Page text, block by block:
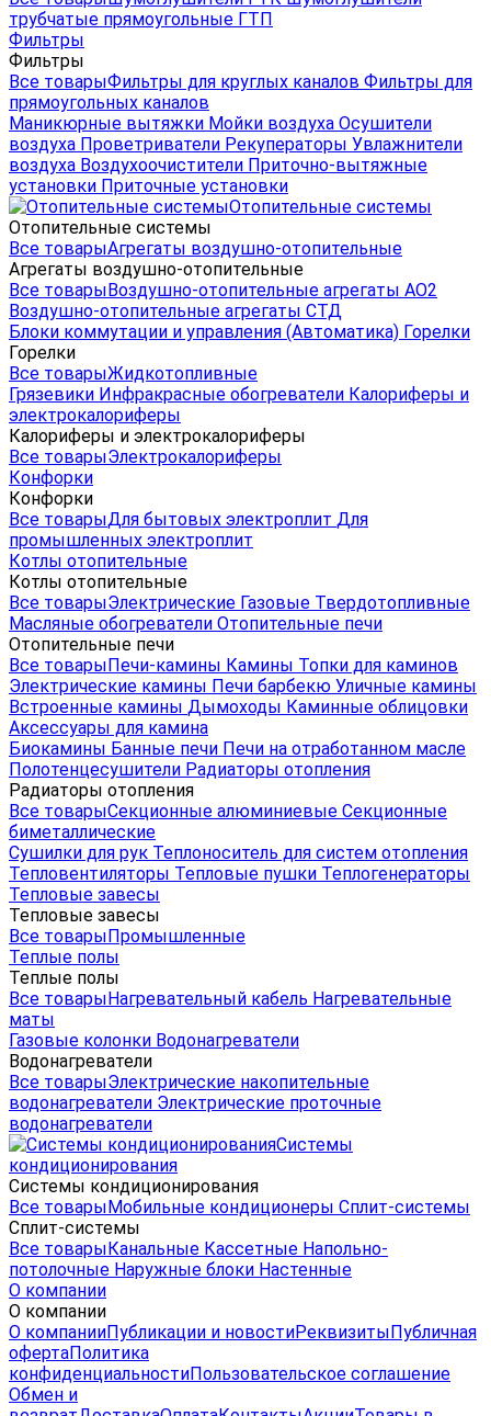
трубчатые прямоугольные ГТП
Фильтры
Фильтры
Все товарыФильтры для круглых каналов Фильтры для
прямоугольных каналов
Маникюрные вытяжки Мойки воздуха Осушители
воздуха Проветриватели Рекуператоры Увлажнители
воздуха Воздухоочистители Приточно-вытяжные
установки Приточные установки
Отопительные системы
Отопительные системы
Все товарыАгрегаты воздушно-отопительные
Агрегаты воздушно-отопительные
Все товарыВоздушно-отопительные агрегаты АО2
Воздушно-отопительные агрегаты СТД
Блоки коммутации и управления (Автоматика) Горелки
Горелки
Все товарыЖидкотопливные
Грязевики Инфракрасные обогреватели Калориферы и
электрокалориферы
Калориферы и электрокалориферы
Все товарыЭлектрокалориферы
Конфорки
Конфорки
Все товарыДля бытовых электроплит Для
промышленных электроплит
Котлы отопительные
Котлы отопительные
Все товарыЭлектрические Газовые Твердотопливные
Масляные обогреватели Отопительные печи
Отопительные печи
Все товарыПечи-камины Камины Топки для каминов
Электрические камины Печи барбекю Уличные камины
Встроенные камины Дымоходы Каминные облицовки
Аксессуары для камина
Биокамины Банные печи Печи на отработанном масле
Полотенцесушители Радиаторы отопления
Радиаторы отопления
Все товарыСекционные алюминиевые Секционные
биметаллические
Сушилки для рук Теплоноситель для систем отопления
Тепловентиляторы Тепловые пушки Теплогенераторы
Тепловые завесы
Тепловые завесы
Все товарыПромышленные
Теплые полы
Теплые полы
Все товарыНагревательный кабель Нагревательные
маты
Газовые колонки Водонагреватели
Водонагреватели
Все товарыЭлектрические накопительные
водонагреватели Электрические проточные
водонагреватели
Системы
кондиционирования
Системы кондиционирования
Все товарыМобильные кондиционеры Сплит-системы
Сплит-системы
Все товарыКанальные Кассетные Напольно-
потолочные Наружные блоки Настенные
О компании
О компании
О компанииПубликации и новостиРеквизитыПубличная
офертаПолитика
конфиденциальностиПользовательское соглашение
Обмен и